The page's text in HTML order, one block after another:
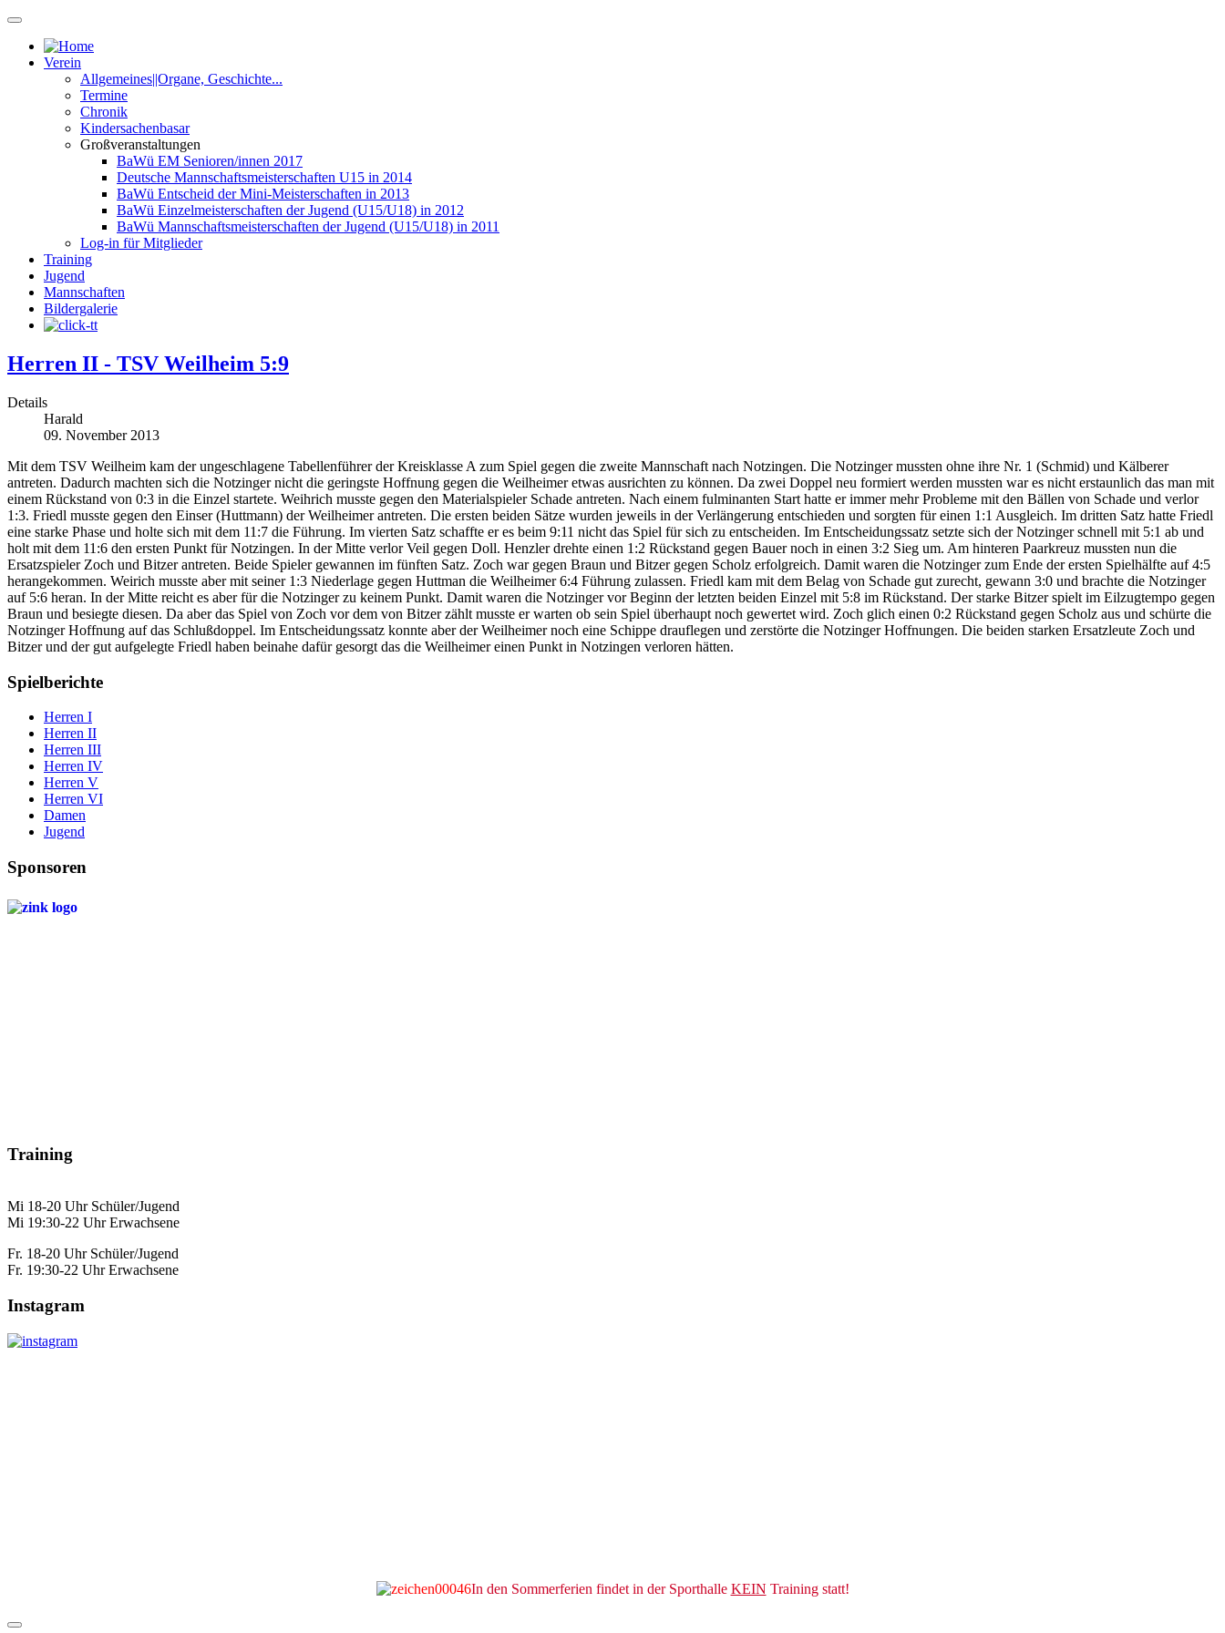
Verein
Allgemeines||Organe, Geschichte...
Termine
Chronik
Kindersachenbasar
Großveranstaltungen
BaWü EM Senioren/innen 2017
Deutsche Mannschaftsmeisterschaften U15 in 2014
BaWü Entscheid der Mini-Meisterschaften in 2013
BaWü Einzelmeisterschaften der Jugend (U15/U18) in 2012
BaWü Mannschaftsmeisterschaften der Jugend (U15/U18) in 2011
Log-in für Mitglieder
Training
Jugend
Mannschaften
Bildergalerie
Herren II - TSV Weilheim 5:9
Details
Harald
09. November 2013
Mit dem TSV Weilheim kam der ungeschlagene Tabellenführer der Kreisklasse A zum Spiel gegen die zweite Mannschaft nach Notzingen. Die Notzinger mussten ohne ihre Nr. 1 (Schmid) und Kälberer
antreten. Dadurch machten sich die Notzinger nicht die geringste Hoffnung gegen die Weilheimer etwas ausrichten zu können. Da zwei Doppel neu formiert werden mussten war es nicht erstaunlich das man mit
einem Rückstand von 0:3 in die Einzel startete. Weihrich musste gegen den Materialspieler Schade antreten. Nach einem fulminanten Start hatte er immer mehr Probleme mit den Bällen von Schade und verlor
1:3. Friedl musste gegen den Einser (Huttmann) der Weilheimer antreten. Die ersten beiden Sätze wurden jeweils in der Verlängerung entschieden und sorgten für einen 1:1 Ausgleich. Im dritten Satz hatte Friedl
eine starke Phase und holte sich mit dem 11:7 die Führung. Im vierten Satz schaffte er es beim 9:11 nicht das Spiel für sich zu entscheiden. Im Entscheidungssatz setzte sich der Notzinger schnell mit 5:1 ab und
holt mit dem 11:6 den ersten Punkt für Notzingen. In der Mitte verlor Veil gegen Doll. Henzler drehte einen 1:2 Rückstand gegen Bauer noch in einen 3:2 Sieg um. Am hinteren Paarkreuz mussten nun die
Ersatzspieler Zoch und Bitzer antreten. Beide Spieler gewannen im fünften Satz. Zoch war gegen Braun und Bitzer gegen Scholz erfolgreich. Damit waren die Notzinger zum Ende der ersten Spielhälfte auf 4:5
herangekommen. Weirich musste aber mit seiner 1:3 Niederlage gegen Huttman die Weilheimer 6:4 Führung zulassen. Friedl kam mit dem Belag von Schade gut zurecht, gewann 3:0 und brachte die Notzinger
auf 5:6 heran. In der Mitte reicht es aber für die Notzinger zu keinem Punkt. Damit waren die Notzinger vor Beginn der letzten beiden Einzel mit 5:8 im Rückstand. Der starke Bitzer spielt im Eilzugtempo gegen
Braun und besiegte diesen. Da aber das Spiel von Zoch vor dem von Bitzer zählt musste er warten ob sein Spiel überhaupt noch gewertet wird. Zoch glich einen 0:2 Rückstand gegen Scholz aus und schürte die
Notzinger Hoffnung auf das Schlußdoppel. Im Entscheidungssatz konnte aber der Weilheimer noch eine Schippe drauflegen und zerstörte die Notzinger Hoffnungen. Die beiden starken Ersatzleute Zoch und
Bitzer und der gut aufgelegte Friedl haben beinahe dafür gesorgt das die Weilheimer einen Punkt in Notzingen verloren hätten.
Spielberichte
Herren I
Herren II
Herren III
Herren IV
Herren V
Herren VI
Damen
Jugend
Sponsoren
Training
Mi 18-20 Uhr Schüler/Jugend
Mi 19:30-22 Uhr Erwachsene
Fr. 18-20 Uhr Schüler/Jugend
Fr. 19:30-22 Uhr Erwachsene
Instagram
In den Sommerferien findet in der Sporthalle KEIN Training statt!